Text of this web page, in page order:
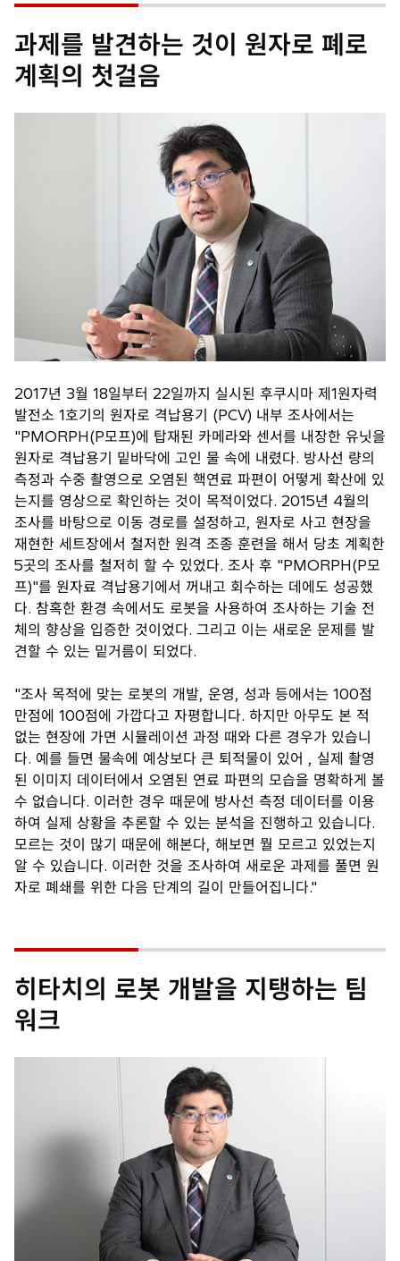
과제를 발견하는 것이 원자로 폐로
계획의 첫걸음
2017년 3월 18일부터 22일까지 실시된 후쿠시마 제1원자력
발전소 1호기의 원자로 격납용기 (PCV) 내부 조사에서는
"PMORPH(P모프)에 탑재된 카메라와 센서를 내장한 유닛을
원자로 격납용기 밑바닥에 고인 물 속에 내렸다. 방사선 량의
측정과 수중 촬영으로 오염된 핵연료 파편이 어떻게 확산에 있
는지를 영상으로 확인하는 것이 목적이었다. 2015년 4월의
조사를 바탕으로 이동 경로를 설정하고, 원자로 사고 현장을
재현한 세트장에서 철저한 원격 조종 훈련을 해서 당초 계획한
5곳의 조사를 철저히 할 수 있었다. 조사 후 "PMORPH(P모
프)"를 원자료 격납용기에서 꺼내고 회수하는 데에도 성공했
다. 참혹한 환경 속에서도 로봇을 사용하여 조사하는 기술 전
체의 향상을 입증한 것이었다. 그리고 이는 새로운 문제를 발
견할 수 있는 밑거름이 되었다.
"조사 목적에 맞는 로봇의 개발, 운영, 성과 등에서는 100점
만점에 100점에 가깝다고 자평합니다. 하지만 아무도 본 적
없는 현장에 가면 시뮬레이션 과정 때와 다른 경우가 있습니
다. 예를 들면 물속에 예상보다 큰 퇴적물이 있어 , 실제 촬영
된 이미지 데이터에서 오염된 연료 파편의 모습을 명확하게 볼
수 없습니다. 이러한 경우 때문에 방사선 측정 데이터를 이용
하여 실제 상황을 추론할 수 있는 분석을 진행하고 있습니다.
모르는 것이 많기 때문에 해본다, 해보면 뭘 모르고 있었는지
알 수 있습니다. 이러한 것을 조사하여 새로운 과제를 풀면 원
자로 폐쇄를 위한 다음 단계의 길이 만들어집니다."
히타치의 로봇 개발을 지탱하는 팀
워크